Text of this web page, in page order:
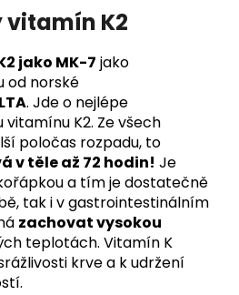
K2
jako MK-7 jako
od norské
. Jde o nejlépe
K2. Ze všech
poločas rozpadu, to
v těle až 72 hodin! Je
a tím je dostatečně
tak i v gastrointestinálním
zachovat vysokou
teplotách. Vitamín K
krve a k udržení